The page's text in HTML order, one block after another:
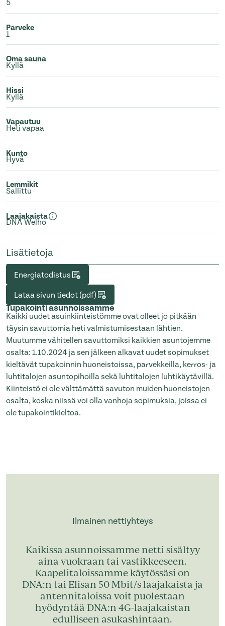
5
Parveke
1
Oma sauna
Kyllä
Hissi
Kyllä
Vapautuu
Heti vapaa
Kunto
Hyvä
Lemmikit
Sallittu
Laajakaista
DNA Welho
Lisätietoja
Energiatodistus
Lataa sivun tiedot (pdf)
Tupakointi asunnoissamme
Kaikki uudet asuinkiinteistömme ovat olleet jo pitkään
täysin savuttomia heti valmistumisestaan lähtien.
Muutumme vähitellen savuttomiksi kaikkien asuntojemme
osalta: 1.10.2024 ja sen jälkeen alkavat uudet sopimukset
kieltävät tupakoinnin huoneistoissa, parvekkeilla, kerros- ja
luhtitalojen asuntopihoilla sekä luhtitalojen luhtikäytävillä.
Kiinteistö ei ole välttämättä savuton muiden huoneistojen
osalta, koska niissä voi olla vanhoja sopimuksia, joissa ei
ole tupakointikieltoa.
Ilmainen nettiyhteys
Kaikissa asunnoissamme netti sisältyy
aina vuokraan tai vastikkeeseen.
Kaapelitaloissamme käytössäsi on
DNA:n tai Elisan 50 Mbit/s laajakaista ja
antennitaloissa voit puolestaan
hyödyntää DNA:n 4G-laajakaistan
edulliseen asukashintaan.